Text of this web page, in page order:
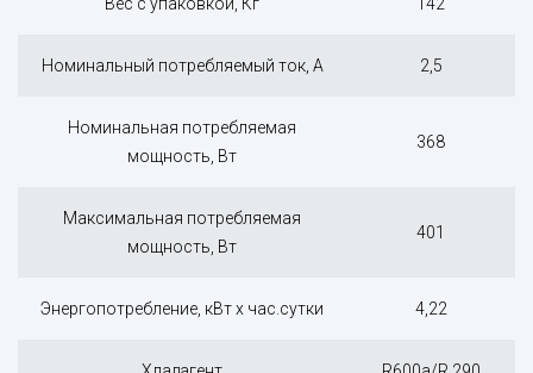
Номинальный потребляемый ток, А 2,5
Номинальная потребляемая
мощность, Вт
368
Максимальная потребляемая
мощность, Вт
401
Энергопотребление, кВт х час.сутки 4,22